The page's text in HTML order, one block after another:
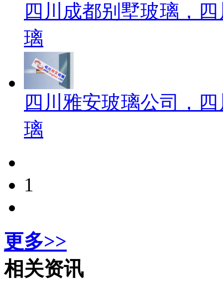
四川成都别墅玻璃，
璃
四川雅安玻璃公司，
璃
1
更多>>
相关资讯